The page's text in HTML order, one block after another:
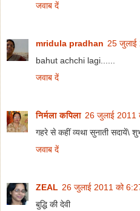
जवाब दें
mridula pradhan 25
bahut achchi lagi......
जवाब दें
निर्मला कपिला 26 जुलाई 2011
गहरे से कहीं व्यथा सुनाती सदायें\
जवाब दें
ZEAL 26 जुलाई 2011 को
बुद्धि की देवी